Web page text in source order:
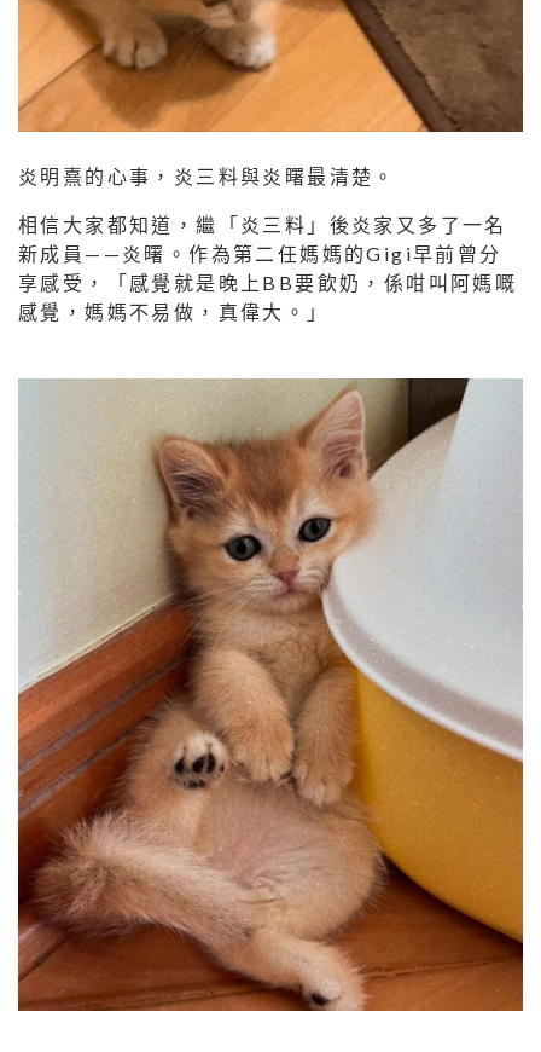
炎明熹的心事，炎三料與炎曙最清楚。
相信大家都知道，繼「炎三料」後炎家又多了一名
新成員——炎曙。作為第二任媽媽的Gigi早前曾分
享感受，「感覺就是晚上BB要飲奶，係咁叫阿媽嘅
感覺，媽媽不易做，真偉大。」